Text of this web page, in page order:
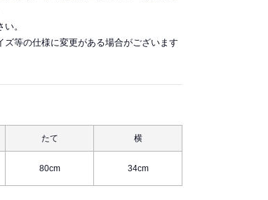
。
等の仕様に変更がある場合がございます
たて 横
80cm 34cm